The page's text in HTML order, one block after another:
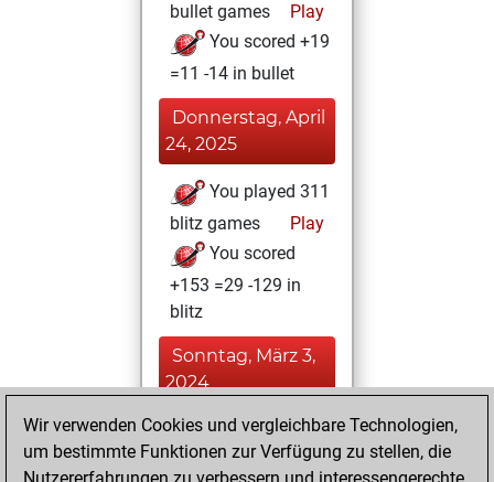
bullet games
Play
You scored +19
=11 -14 in bullet
Donnerstag, April
24, 2025
You played 311
blitz games
Play
You scored
+153 =29 -129 in
blitz
Sonntag, März 3,
2024
You achieved a
BeautyScore of 14
Wir verwenden Cookies und vergleichbare Technologien,
um bestimmte Funktionen zur Verfügung zu stellen, die